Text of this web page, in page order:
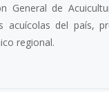
General de
acuícolas del país,
regional.